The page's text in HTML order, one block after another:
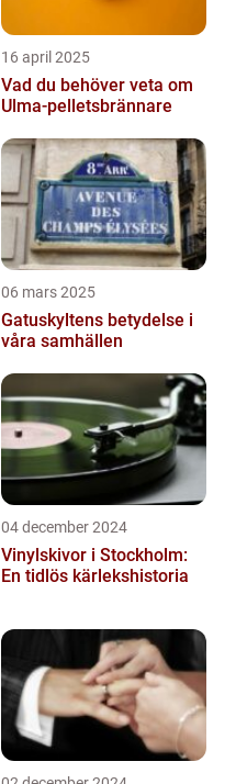
16 april 2025
Vad du behöver veta om
Ulma-pelletsbrännare
06 mars 2025
Gatuskyltens betydelse i
våra samhällen
04 december 2024
Vinylskivor i Stockholm:
En tidlös kärlekshistoria